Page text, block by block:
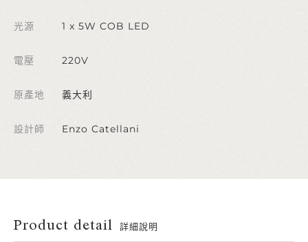
光源 1 x 5W COB LED
電壓 220V
原產地 義大利
設計師 Enzo Catellani
Product detail 詳細說明